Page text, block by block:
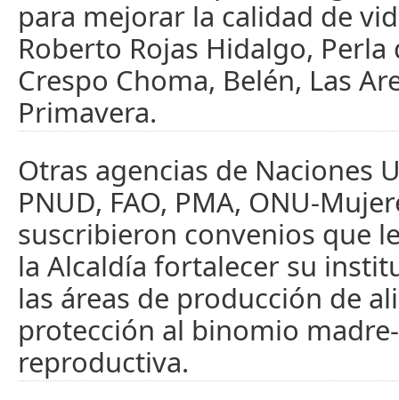
para mejorar la calidad de
Roberto Rojas Hidalgo, Perla
Crespo Choma, Belén, Las
Primavera.
Otras agencias de Naciones
PNUD, FAO, PMA, ONU-
suscribieron convenios que
la Alcaldía fortalecer su
las áreas de producción de
protección al binomio
reproductiva.